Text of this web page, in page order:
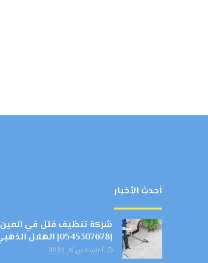
أحدث الأخبار
شركة تنظيف فلل في العين
|0545307678| الهلال الذهبي
أغسطس 10, 2024